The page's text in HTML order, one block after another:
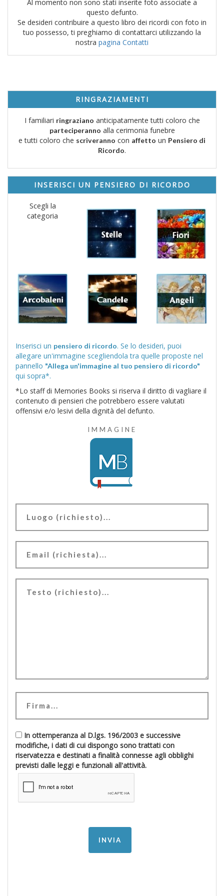
Al momento non sono stati inserite foto associate a
questo defunto.
Se desideri contribuire a questo libro dei ricordi con foto in
tuo possesso, ti preghiamo di contattarci utilizzando la
nostra pagina Contatti
RINGRAZIAMENTI
I familiari ringraziano anticipatamente tutti coloro che
parteciperanno alla cerimonia funebre
e tutti coloro che scriveranno con affetto un Pensiero di
Ricordo.
INSERISCI UN PENSIERO DI RICORDO
Scegli la
categoria
Inserisci un pensiero di ricordo. Se lo desideri, puoi
allegare un'immagine scegliendola tra quelle proposte nel
pannello "Allega un'immagine al tuo pensiero di ricordo"
qui sopra*.
*Lo staff di Memories Books si riserva il diritto di vagliare il
contenuto di pensieri che potrebbero essere valutati
offensivi e/o lesivi della dignità del defunto.
IMMAGINE
In ottemperanza al D.lgs. 196/2003 e successive
modifiche, i dati di cui dispongo sono trattati con
riservatezza e destinati a finalità connesse agli obblighi
previsti dalle leggi e funzionali all'attività.